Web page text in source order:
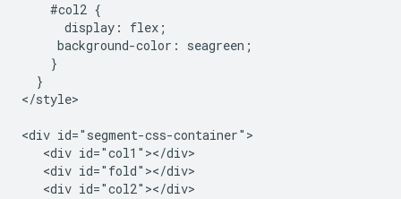
    #col2 {
      display: flex;
     background-color: seagreen;
    }
  }
</style>
<div id="segment-css-container">
   <div id="col1"></div>
   <div id="fold"></div>
   <div id="col2"></div>